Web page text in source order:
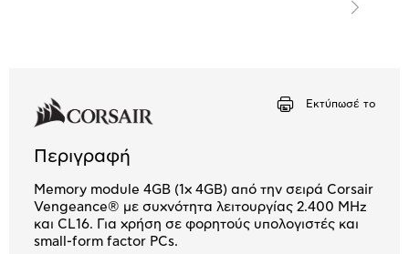
Επόμενο
Εκτύπωσέ το
Περιγραφή
Memory module 4GB (1x 4GB) από την σειρά Corsair
Vengeance® με συχνότητα λειτουργίας 2.400 MHz
και CL16. Για χρήση σε φορητούς υπολογιστές και
small-form factor PCs.